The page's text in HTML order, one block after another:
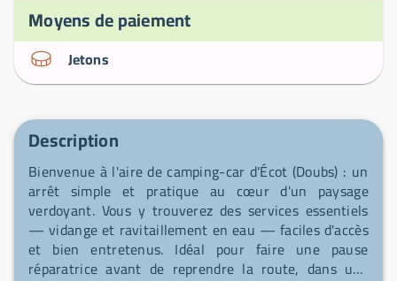
Moyens de paiement
Jetons
Description
Bienvenue à l'aire de camping-car d'Écot (Doubs) : un
arrêt simple et pratique au cœur d'un paysage
verdoyant. Vous y trouverez des services essentiels
— vidange et ravitaillement en eau — faciles d'accès
et bien entretenus. Idéal pour faire une pause
réparatrice avant de reprendre la route, dans une